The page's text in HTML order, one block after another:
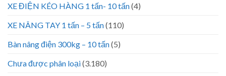
XE ĐIỆN KÉO HÀNG 1 tấn- 10 tấn(4)
XE NÂNG TAY 1 tấn – 5 tấn(110)
Bàn nâng điện 300kg – 10 tấn(5)
Chưa được phân loại(3.180)